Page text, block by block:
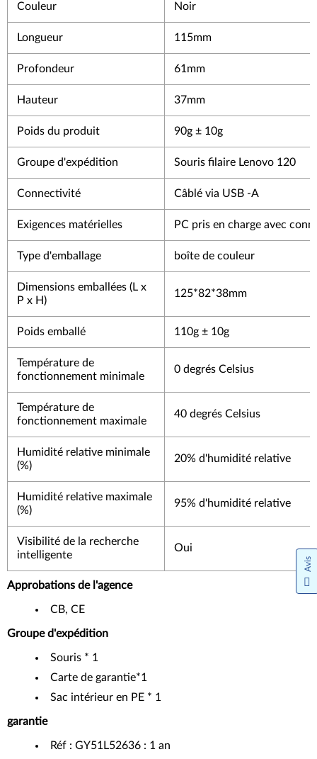
Couleur Noir
Longueur 115mm
Profondeur 61mm
Hauteur 37mm
Poids du produit 90g ± 10g
Groupe d'expédition Souris filaire Lenovo 120
Connectivité Câblé via USB -A
Exigences matérielles PC pris en charge avec
Type d'emballage boîte de couleur
Dimensions emballées (L x
P x H)
125*82*38mm
Poids emballé 110g ± 10g
Température de
fonctionnement minimale
0 degrés Celsius
Température de
fonctionnement maximale
40 degrés Celsius
Humidité relative minimale
(%)
20% d'humidité relative
Humidité relative maximale
(%)
95% d'humidité relative
Visibilité de la recherche
intelligente
Oui
Approbations de l'agence
CB, CE
Groupe d'expédition
Souris * 1
Carte de garantie*1
Sac intérieur en PE * 1
garantie
Réf : GY51L52636 : 1 an
Avis